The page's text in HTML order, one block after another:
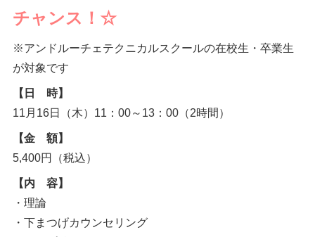
チャンス！☆
※アンドルーチェテクニカルスクールの在校生・卒業生
が対象です
【日 時】
11月16日（木）11：00～13：00（2時間）
【金 額】
5,400円（税込）
【内 容】
・理論
・下まつげカウンセリング